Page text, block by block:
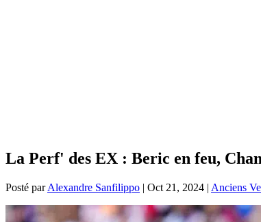
La Perf' des EX : Beric en feu,
Posté parAlexandre Sanfilippo | Oct 21, 2024 | Anciens